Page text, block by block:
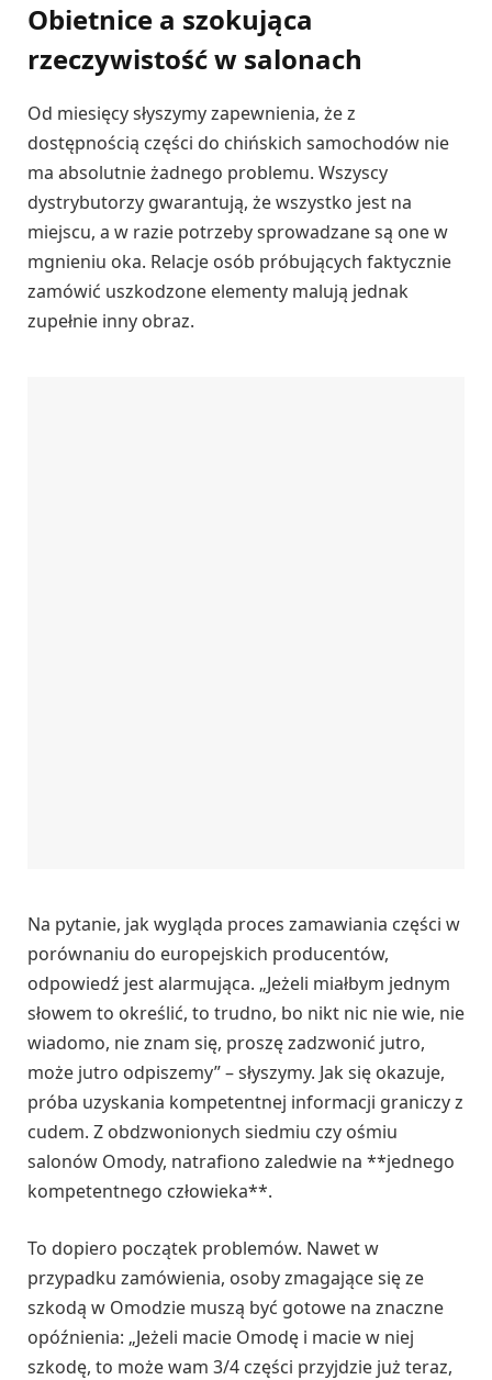
Obietnice a szokująca
rzeczywistość w salonach
Od miesięcy słyszymy zapewnienia, że z
dostępnością części do chińskich samochodów nie
ma absolutnie żadnego problemu. Wszyscy
dystrybutorzy gwarantują, że wszystko jest na
miejscu, a w razie potrzeby sprowadzane są one w
mgnieniu oka. Relacje osób próbujących faktycznie
zamówić uszkodzone elementy malują jednak
zupełnie inny obraz.
Na pytanie, jak wygląda proces zamawiania części w
porównaniu do europejskich producentów,
odpowiedź jest alarmująca. „Jeżeli miałbym jednym
słowem to określić, to trudno, bo nikt nic nie wie, nie
wiadomo, nie znam się, proszę zadzwonić jutro,
może jutro odpiszemy” – słyszymy. Jak się okazuje,
próba uzyskania kompetentnej informacji graniczy z
cudem. Z obdzwonionych siedmiu czy ośmiu
salonów Omody, natrafiono zaledwie na **jednego
kompetentnego człowieka**.
To dopiero początek problemów. Nawet w
przypadku zamówienia, osoby zmagające się ze
szkodą w Omodzie muszą być gotowe na znaczne
opóźnienia: „Jeżeli macie Omodę i macie w niej
szkodę, to może wam 3/4 części przyjdzie już teraz,